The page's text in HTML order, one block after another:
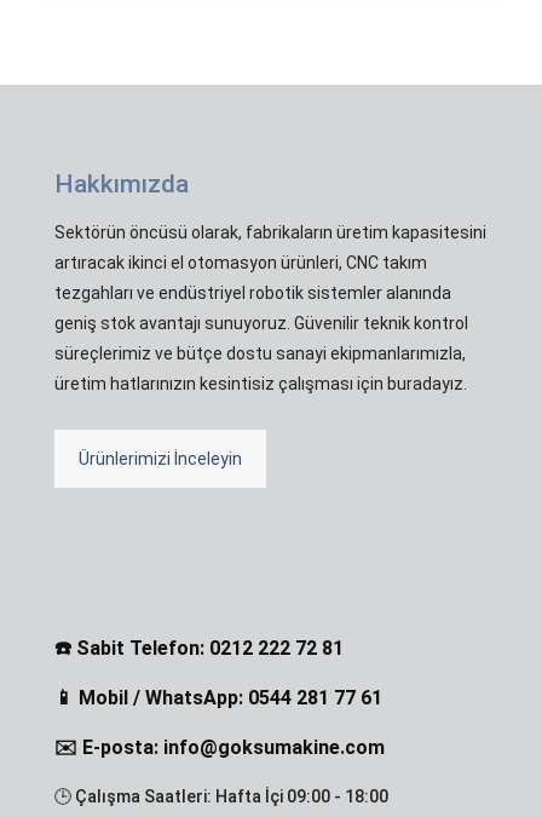
Hakkımızda
Sektörün öncüsü olarak, fabrikaların üretim kapasitesini
artıracak ikinci el otomasyon ürünleri, CNC takım
tezgahları ve endüstriyel robotik sistemler alanında
geniş stok avantajı sunuyoruz. Güvenilir teknik kontrol
süreçlerimiz ve bütçe dostu sanayi ekipmanlarımızla,
üretim hatlarınızın kesintisiz çalışması için buradayız.
Ürünlerimizi İnceleyin
☎️ Sabit Telefon: 0212 222 72 81
📱 Mobil / WhatsApp: 0544 281 77 61
✉️ E-posta: info@goksumakine.com
🕒 Çalışma Saatleri: Hafta İçi 09:00 - 18:00